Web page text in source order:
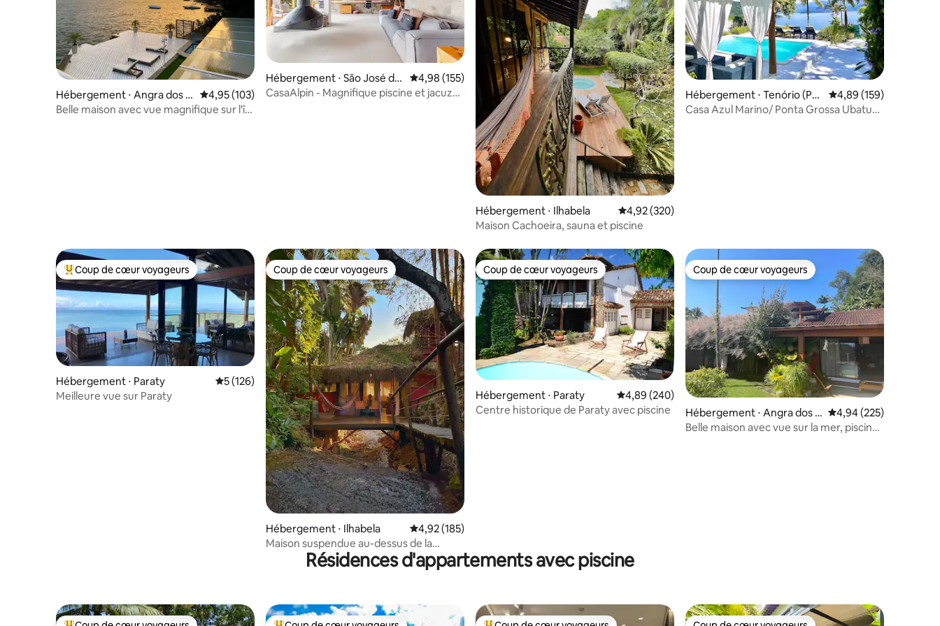
Hébergement ⋅ Angra dos R
eis
Évaluation moyenne sur la base de 103 commentaires : 4,95 sur 5
4,95 (103)
Belle maison avec vue magnifique sur l'île
Hébergement ⋅ São José do
s Campos
Évaluation moyenne sur la base de 155 commentaires : 4,98 sur 5
4,98 (155)
CasaAlpin - Magnifique piscine et jacuzzi
Hébergement ⋅ Ilhabela Évaluation moyenne sur la base de 320 commentaires : 4,92 sur 5
4,92 (320)
Maison Cachoeira, sauna et piscine
Hébergement ⋅ Tenório (Pra
ia Vermelha)
Évaluation moyenne
4,89 (159)
Casa Azul Marino/ Ponta Grossa Ubatuba
Coups de cœur voyageurs les plus appréciés
Coup de cœur voyageurs
Hébergement ⋅ Paraty Évaluation moyenne sur la base de 126 commentaires : 5 sur 5
5 (126)
Meilleure vue sur Paraty
Coup de cœur voyageurs
Coup de cœur voyageurs
Hébergement ⋅ Ilhabela Évaluation moyenne sur la base de 185 commentaires : 4,92 sur 5
4,92 (185)
Maison suspendue au-dessus de la
cascade au paradis
Coup de cœur voyageurs
Coup de cœur voyageurs
Hébergement ⋅ Paraty Évaluation moyenne sur la base de 240 commentaires : 4,89 sur 5
4,89 (240)
Centre historique de Paraty avec piscine
Coup de cœur voyageurs
Coup de cœur voyageurs
Hébergement ⋅ Angra dos R
eis
Évaluation moyenne
4,94 (225)
Belle maison avec vue sur la mer, piscine
Résidences d'appartements avec piscine